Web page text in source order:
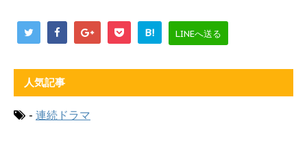
B! LINEへ送る
人気記事
- 連続ドラマ